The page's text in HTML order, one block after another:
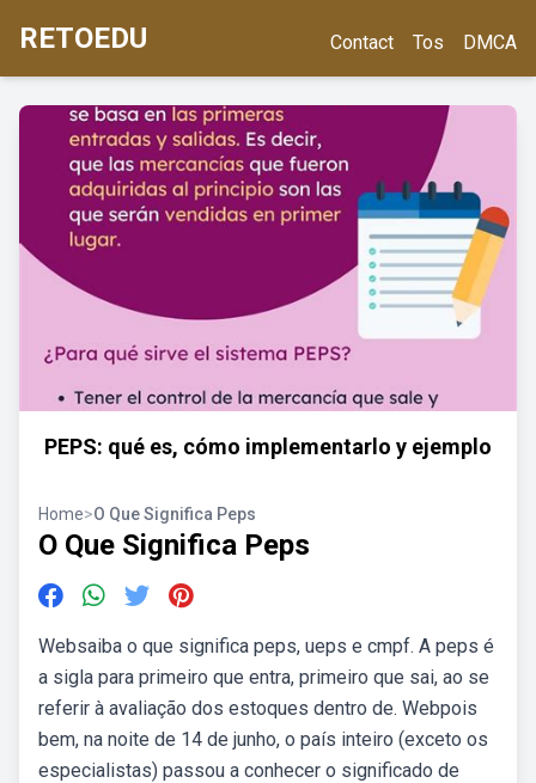
RETOEDU Contact Tos DMCA
PEPS: qué es, cómo implementarlo y ejemplo
Home>O Que Significa Peps
O Que Significa Peps
Websaiba o que significa peps, ueps e cmpf. A peps é
a sigla para primeiro que entra, primeiro que sai, ao se
referir à avaliação dos estoques dentro de. Webpois
bem, na noite de 14 de junho, o país inteiro (exceto os
especialistas) passou a conhecer o significado de